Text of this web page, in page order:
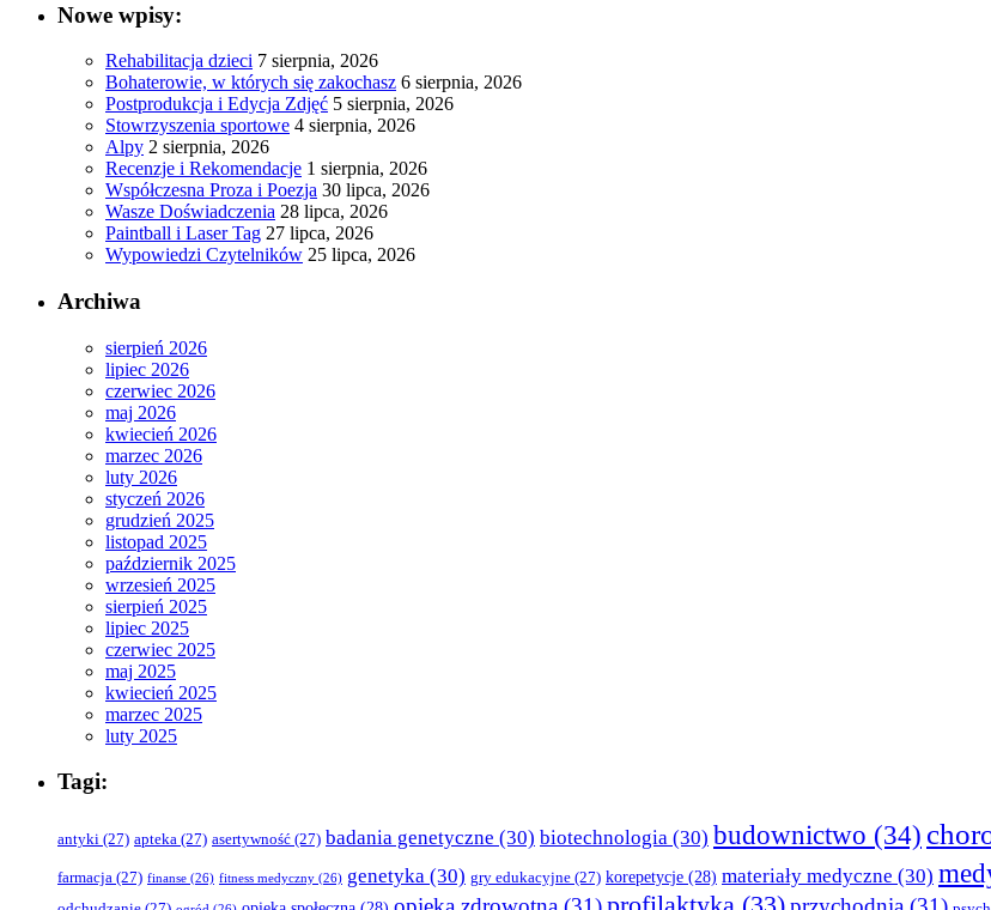
Nowe wpisy:
Rehabilitacja dzieci 7 sierpnia, 2026
Bohaterowie, w których się zakochasz 6 sierpnia, 2026
Postprodukcja i Edycja Zdjęć 5 sierpnia, 2026
Stowrzyszenia sportowe 4 sierpnia, 2026
Alpy 2 sierpnia, 2026
Recenzje i Rekomendacje 1 sierpnia, 2026
Współczesna Proza i Poezja 30 lipca, 2026
Wasze Doświadczenia 28 lipca, 2026
Paintball i Laser Tag 27 lipca, 2026
Wypowiedzi Czytelników 25 lipca, 2026
Archiwa
sierpień 2026
lipiec 2026
czerwiec 2026
maj 2026
kwiecień 2026
marzec 2026
luty 2026
styczeń 2026
grudzień 2025
listopad 2025
październik 2025
wrzesień 2025
sierpień 2025
lipiec 2025
czerwiec 2025
maj 2025
kwiecień 2025
marzec 2025
luty 2025
Tagi:
antyki (27) apteka (27) asertywność (27) badania genetyczne (30) biotechnologia (30) budownictwo (34)
farmacja (27) finanse (26) fitness medyczny (26) genetyka (30) gry edukacyjne (27) korepetycje (28) materiały medyczne (30)